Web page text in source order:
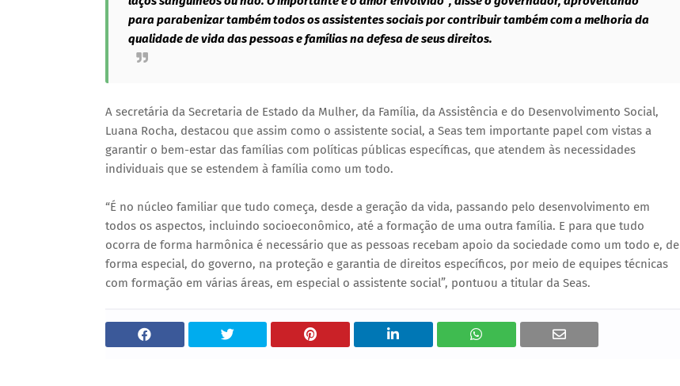
para parabenizar também todos os assistentes sociais por contribuir também com a melhoria da
qualidade de vida das pessoas e famílias na defesa de seus direitos.
A secretária da Secretaria de Estado da Mulher, da Família, da Assistência e do Desenvolvimento Social,
Luana Rocha, destacou que assim como o assistente social, a Seas tem importante papel com vistas a
garantir o bem-estar das famílias com políticas públicas específicas, que atendem às necessidades
individuais que se estendem à família como um todo.
“É no núcleo familiar que tudo começa, desde a geração da vida, passando pelo desenvolvimento em
todos os aspectos, incluindo socioeconômico, até a formação de uma outra família. E para que tudo
ocorra de forma harmônica é necessário que as pessoas recebam apoio da sociedade como um todo e, de
forma especial, do governo, na proteção e garantia de direitos específicos, por meio de equipes técnicas
com formação em várias áreas, em especial o assistente social”, pontuou a titular da Seas.